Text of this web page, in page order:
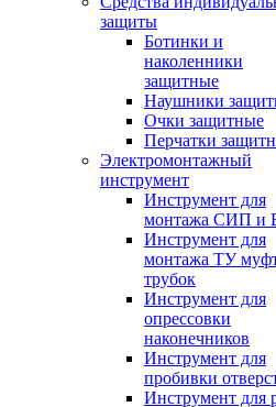
защиты
Ботинки и
наколенники
защитные
Наушники
Очки защитные
Перчатки
Электромонтажный
инструмент
Инструмент для
монтажа СИП и
Инструмент для
монтажа ТУ
трубок
Инструмент для
опрессовки
наконечников
Инструмент для
пробивки
Инструмент для